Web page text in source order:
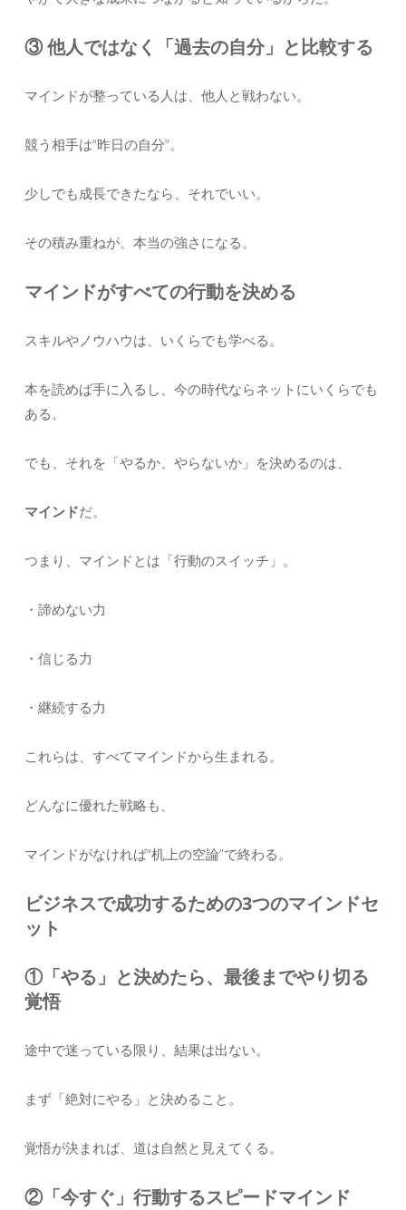
③ 他人ではなく「過去の自分」と比較する
マインドが整っている人は、他人と戦わない。
競う相手は“昨日の自分”。
少しでも成長できたなら、それでいい。
その積み重ねが、本当の強さになる。
マインドがすべての行動を決める
スキルやノウハウは、いくらでも学べる。
本を読めば手に入るし、今の時代ならネットにいくらでも
ある。
でも、それを「やるか、やらないか」を決めるのは、
マインドだ。
つまり、マインドとは「行動のスイッチ」。
・諦めない力
・信じる力
・継続する力
これらは、すべてマインドから生まれる。
どんなに優れた戦略も、
マインドがなければ“机上の空論”で終わる。
ビジネスで成功するための3つのマインドセ
ット
①「やる」と決めたら、最後までやり切る
覚悟
途中で迷っている限り、結果は出ない。
まず「絶対にやる」と決めること。
覚悟が決まれば、道は自然と見えてくる。
②「今すぐ」行動するスピードマインド